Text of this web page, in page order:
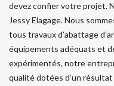
devez confier votre projet.
Jessy Elagage. Nous
tous travaux d’abattage
équipements adéquats et
expérimentés, notre
qualité dotées d’un